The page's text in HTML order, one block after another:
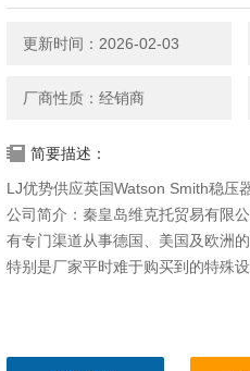
更新时间：2026-02-03
厂商性质：经销商
简要描述：
LJ优势供应英国Watson Smith稳压
公司简介：秦皇岛维克托贸易有限
有专门渠道从事德国、美国及欧洲
特别是厂家平时难于购买到的特殊设